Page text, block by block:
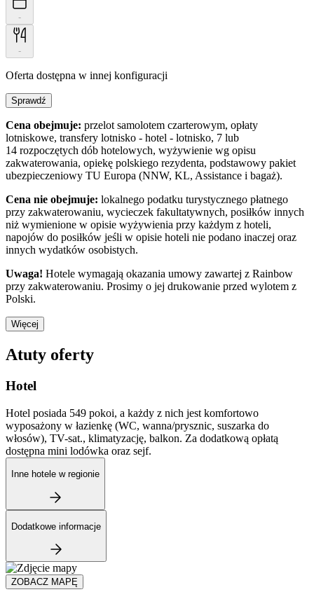
-
-
Oferta dostępna w innej konfiguracji
Sprawdź
Cena obejmuje: przelot samolotem czarterowym, opłaty
lotniskowe, transfery lotnisko - hotel - lotnisko, 7 lub
14 rozpoczętych dób hotelowych, wyżywienie wg opisu
zakwaterowania, opiekę polskiego rezydenta, podstawowy pakiet
ubezpieczeniowy TU Europa (NNW, KL, Assistance i bagaż).
Cena nie obejmuje: lokalnego podatku turystycznego płatnego
przy zakwaterowaniu, wycieczek fakultatywnych, posiłków innych
niż wymienione w opisie wyżywienia przy każdym z hoteli,
napojów do posiłków jeśli w opisie hoteli nie podano inaczej oraz
innych wydatków osobistych.
Uwaga! Hotele wymagają okazania umowy zawartej z Rainbow
przy zakwaterowaniu. Prosimy o jej drukowanie przed wylotem z
Polski.
Więcej
Atuty oferty
Hotel
Hotel posiada 549 pokoi, a każdy z nich jest komfortowo
wyposażony w łazienkę (WC, wanna/prysznic, suszarka do
włosów), TV-sat., klimatyzację, balkon. Za dodatkową opłatą
dostępna mini lodówka oraz sejf.
Inne hotele w regionie
Dodatkowe informacje
ZOBACZ MAPĘ